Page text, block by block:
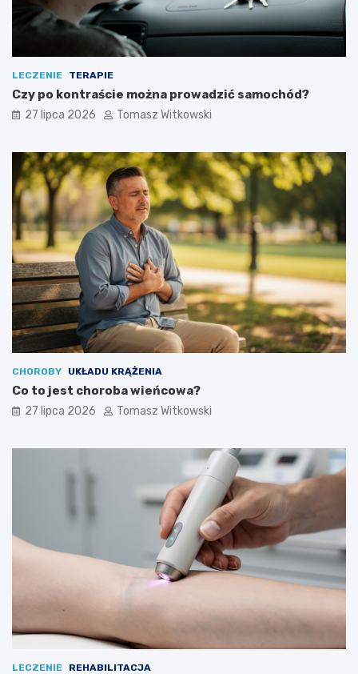
LECZENIE TERAPIE
Czy po kontraście można prowadzić samochód?
27 lipca 2026 Tomasz Witkowski
CHOROBY UKŁADU KRĄŻENIA
Co to jest choroba wieńcowa?
27 lipca 2026 Tomasz Witkowski
LECZENIE REHABILITACJA